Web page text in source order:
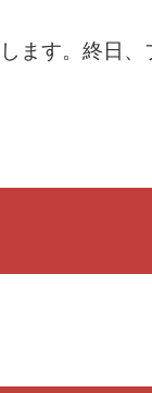
ます。終日